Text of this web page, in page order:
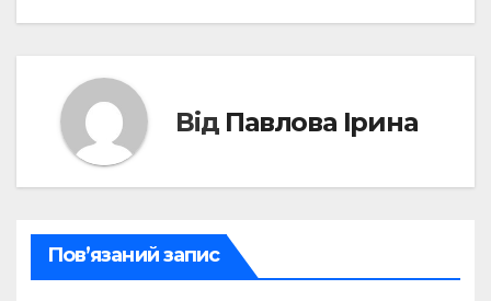
Від Павлова Ірина
Пов’язаний запис